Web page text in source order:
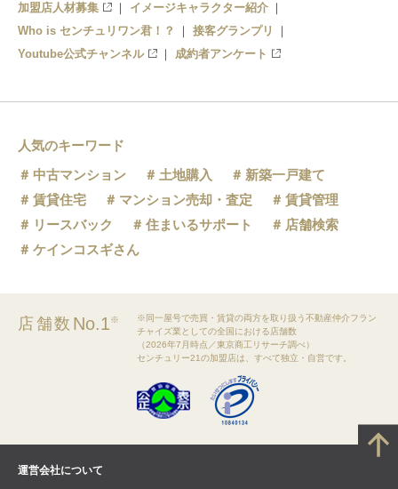
加盟店人材募集
イメージキャラクター紹介
Who is センチュリワン君！？
接客グランプリ
Youtube公式チャンネル
成約者アンケート
人気のキーワード
中古マンション
土地購入
新築一戸建て
賃貸住宅
マンション売却・査定
賃貸管理
リースバック
住まいるサポート
店舗検索
ケインコスギさん
店舗数 No.1※
※同一屋号で売買・賃貸の両方を取り扱う不動産仲介フラン
チャイズ業としての全国における店舗数
（2026年7月時点／東京商工リサーチ調べ）
センチュリー21の加盟店は、すべて独立・自営です。
運営会社について